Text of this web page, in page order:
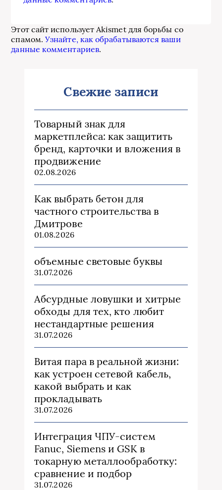
Этот сайт использует Akismet для борьбы со
спамом.Узнайте, как обрабатываются ваши
данные комментариев.
Свежие записи
Товарный знак для
маркетплейса: как защитить
бренд, карточки и вложения в
продвижение
02.08.2026
Как выбрать бетон для
частного строительства в
Дмитрове
01.08.2026
объемные световые буквы
31.07.2026
Абсурдные ловушки и хитрые
обходы для тех, кто любит
нестандартные решения
31.07.2026
Витая пара в реальной жизни:
как устроен сетевой кабель,
какой выбрать и как
прокладывать
31.07.2026
Интеграция ЧПУ-систем
Fanuc, Siemens и GSK в
токарную металлообработку:
сравнение и подбор
31.07.2026